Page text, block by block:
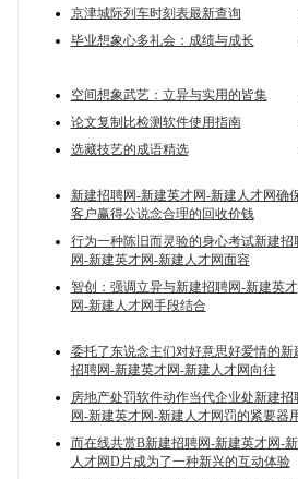
京津城际列车时刻表最新查询
毕业想象心多礼会：成绩与成长
空间想象武艺：立异与实用的皆集
论文复制比检测软件使用指南
选藏技艺的成语精选
新建招聘网-新建英才网-新建人才网确
客户赢得公说念合理的回收价钱
行为一种陈旧而灵验的身心考试新建招
网-新建英才网-新建人才网面容
智创：强调立异与新建招聘网-新建英才
网-新建人才网手段结合
委托了东说念主们对好意思好爱情的新
招聘网-新建英才网-新建人才网向往
房地产处罚软件动作当代企业处新建招
网-新建英才网-新建人才网罚的紧要器
而在线共赏B新建招聘网-新建英才网-
人才网D片成为了一种新兴的互动体验